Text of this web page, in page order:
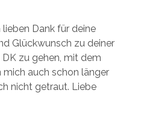
lieben Dank für deine
Glückwunsch zu deiner
zu gehen, mit dem
mich auch schon länger
nicht getraut. Liebe